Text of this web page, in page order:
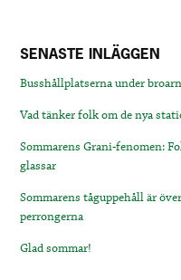
SENASTE INLÄGGEN
Busshållplatserna under
Vad tänker folk om de nya
Sommarens Grani-fenomen:
glassar
Sommarens tåguppehåll är
perrongerna
Glad sommar!